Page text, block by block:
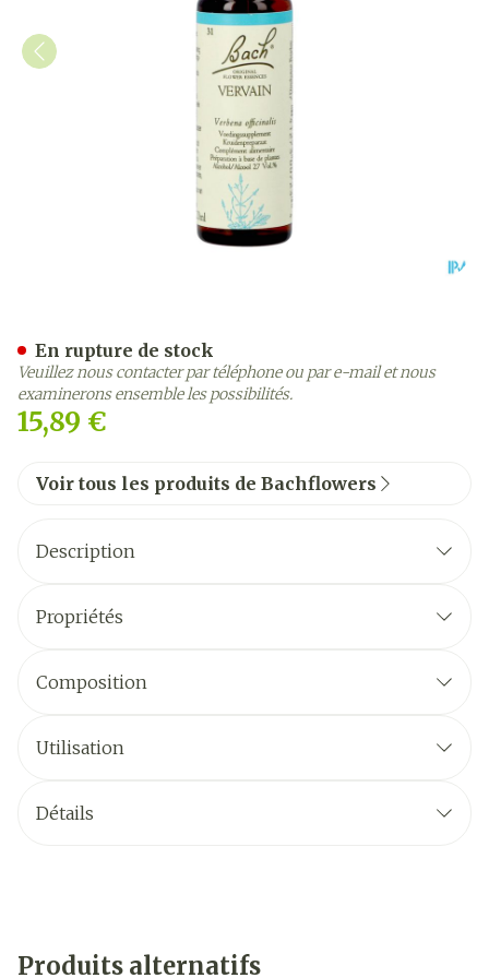
15,89 €
En rupture de stock
Veuillez nous contacter par téléphone ou par e-mail et nous
examinerons ensemble les possibilités.
Voir tous les produits de Bachflowers
Description
Propriétés
Composition
Utilisation
Détails
Produits alternatifs